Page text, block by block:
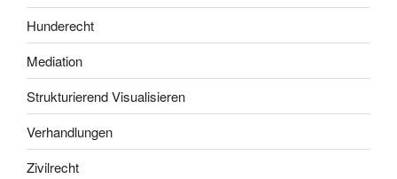
Hunderecht
Mediation
Strukturierend Visualisieren
Verhandlungen
Zivilrecht